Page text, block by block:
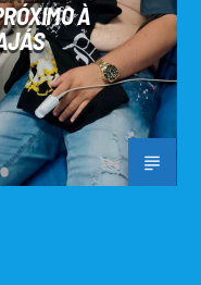
À